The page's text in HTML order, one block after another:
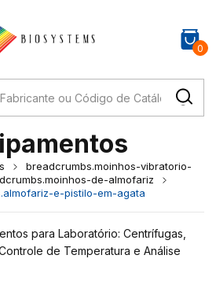
0
breadcrumbs.moinhos-vibratorio-
de-almofariz
e-pistilo-em-agata
para Laboratório: Centrífugas,
de Temperatura e Análise